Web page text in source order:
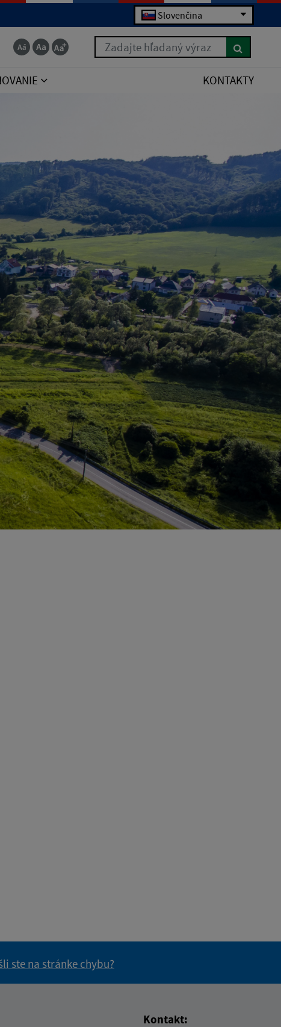
Slovenčina
Zadajte hľadaný výraz
KONTAKTY
ste na stránke chybu?
Kontakt: